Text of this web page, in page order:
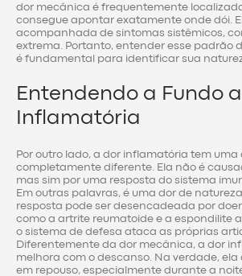
dor mecânica é frequentemente
consegue apontar exatamente onde dói.
acompanhada de sintomas sistêmicos,
extrema. Portanto, entender esse padrão
é fundamental para identificar sua
Entendendo a Fundo
Inflamatória
Por outro lado, a dor inflamatória tem uma
completamente diferente. Ela não é
mas sim por uma resposta do sistema
Em outras palavras, é uma dor de
resposta pode ser desencadeada por
como a artrite reumatoide e a espondilite
o sistema de defesa ataca as próprias
Diferentemente da dor mecânica, a dor
melhora com o descanso. Na verdade, ela
em repouso, especialmente durante a